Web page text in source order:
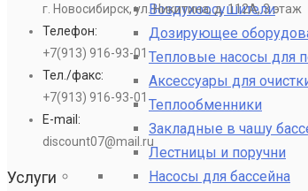
Воздухоосушители
Дозирующее
Тепловые насосы для
Аксессуары для
Теплообменники
Закладные в чашу
Лестницы и поручни
Насосы для бассейна
г. Новосибирск, ул. Никитина, д. 112А, 3 этаж
Телефон:
+7(913) 916-93-01
Тел./факс:
+7(913) 916-93-01
E-mail:
discount07@mail.ru
Услуги